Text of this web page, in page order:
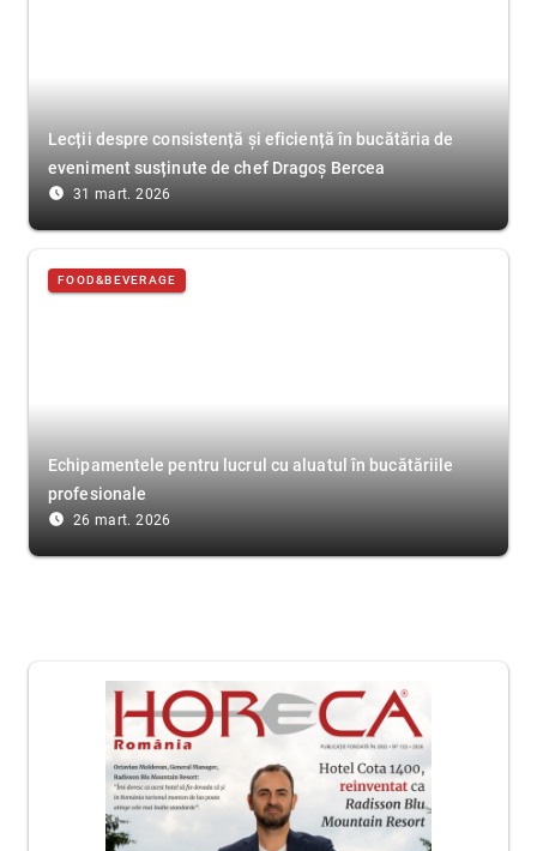
Lecții despre consistență și eficiență în bucătăria de
eveniment susținute de chef Dragoș Bercea
access_time_filled 31 mart. 2026
FOOD&BEVERAGE
Echipamentele pentru lucrul cu aluatul în bucătăriile
profesionale
access_time_filled 26 mart. 2026